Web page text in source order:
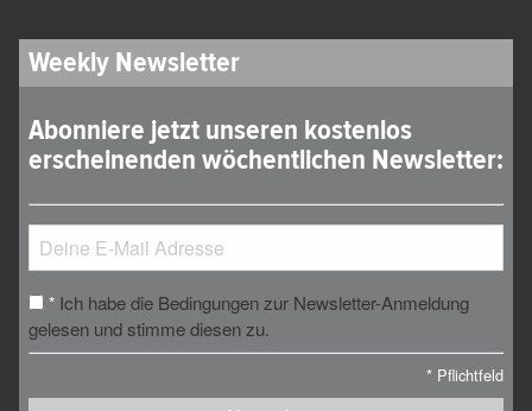
Weekly Newsletter
Abonniere jetzt unseren kostenlos
erscheinenden wöchentlichen Newsletter:
* Ich habe die Bedingungen zur Newsletter-Anmeldung
gelesen und stimme diesen zu.
* Pflichtfeld